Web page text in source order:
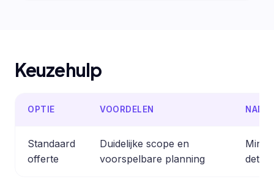
Keuzehulp
OPTIE VOORDELEN
Standaard
offerte
Duidelijke scope en
voorspelbare planning